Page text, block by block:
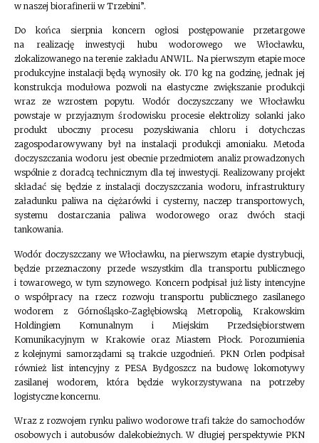
w naszej biorafinerii w Trzebini”.
Do końca sierpnia koncern ogłosi postępowanie przetargowe
na realizację inwestycji hubu wodorowego we Włocławku,
zlokalizowanego na terenie zakładu ANWIL. Na pierwszym etapie moce
produkcyjne instalacji będą wynosiły ok. 170 kg na godzinę, jednak jej
konstrukcja modułowa pozwoli na elastyczne zwiększanie produkcji
wraz ze wzrostem popytu. Wodór doczyszczany we Włocławku
powstaje w przyjaznym środowisku procesie elektrolizy solanki jako
produkt uboczny procesu pozyskiwania chloru i dotychczas
zagospodarowywany był na instalacji produkcji amoniaku. Metoda
doczyszczania wodoru jest obecnie przedmiotem analiz prowadzonych
wspólnie z doradcą technicznym dla tej inwestycji. Realizowany projekt
składać się będzie z instalacji doczyszczania wodoru, infrastruktury
załadunku paliwa na ciężarówki i cysterny, naczep transportowych,
systemu dostarczania paliwa wodorowego oraz dwóch stacji
tankowania.
Wodór doczyszczany we Włocławku, na pierwszym etapie dystrybucji,
będzie przeznaczony przede wszystkim dla transportu publicznego
i towarowego, w tym szynowego. Koncern podpisał już listy intencyjne
o współpracy na rzecz rozwoju transportu publicznego zasilanego
wodorem z Górnośląsko-Zagłębiowską Metropolią, Krakowskim
Holdingiem Komunalnym i Miejskim Przedsiębiorstwem
Komunikacyjnym w Krakowie oraz Miastem Płock. Porozumienia
z kolejnymi samorządami są trakcie uzgodnień. PKN Orlen podpisał
również list intencyjny z PESA Bydgoszcz na budowę lokomotywy
zasilanej wodorem, która będzie wykorzystywana na potrzeby
logistyczne koncernu.
Wraz z rozwojem rynku paliwo wodorowe trafi także do samochodów
osobowych i autobusów dalekobieżnych. W długiej perspektywie PKN